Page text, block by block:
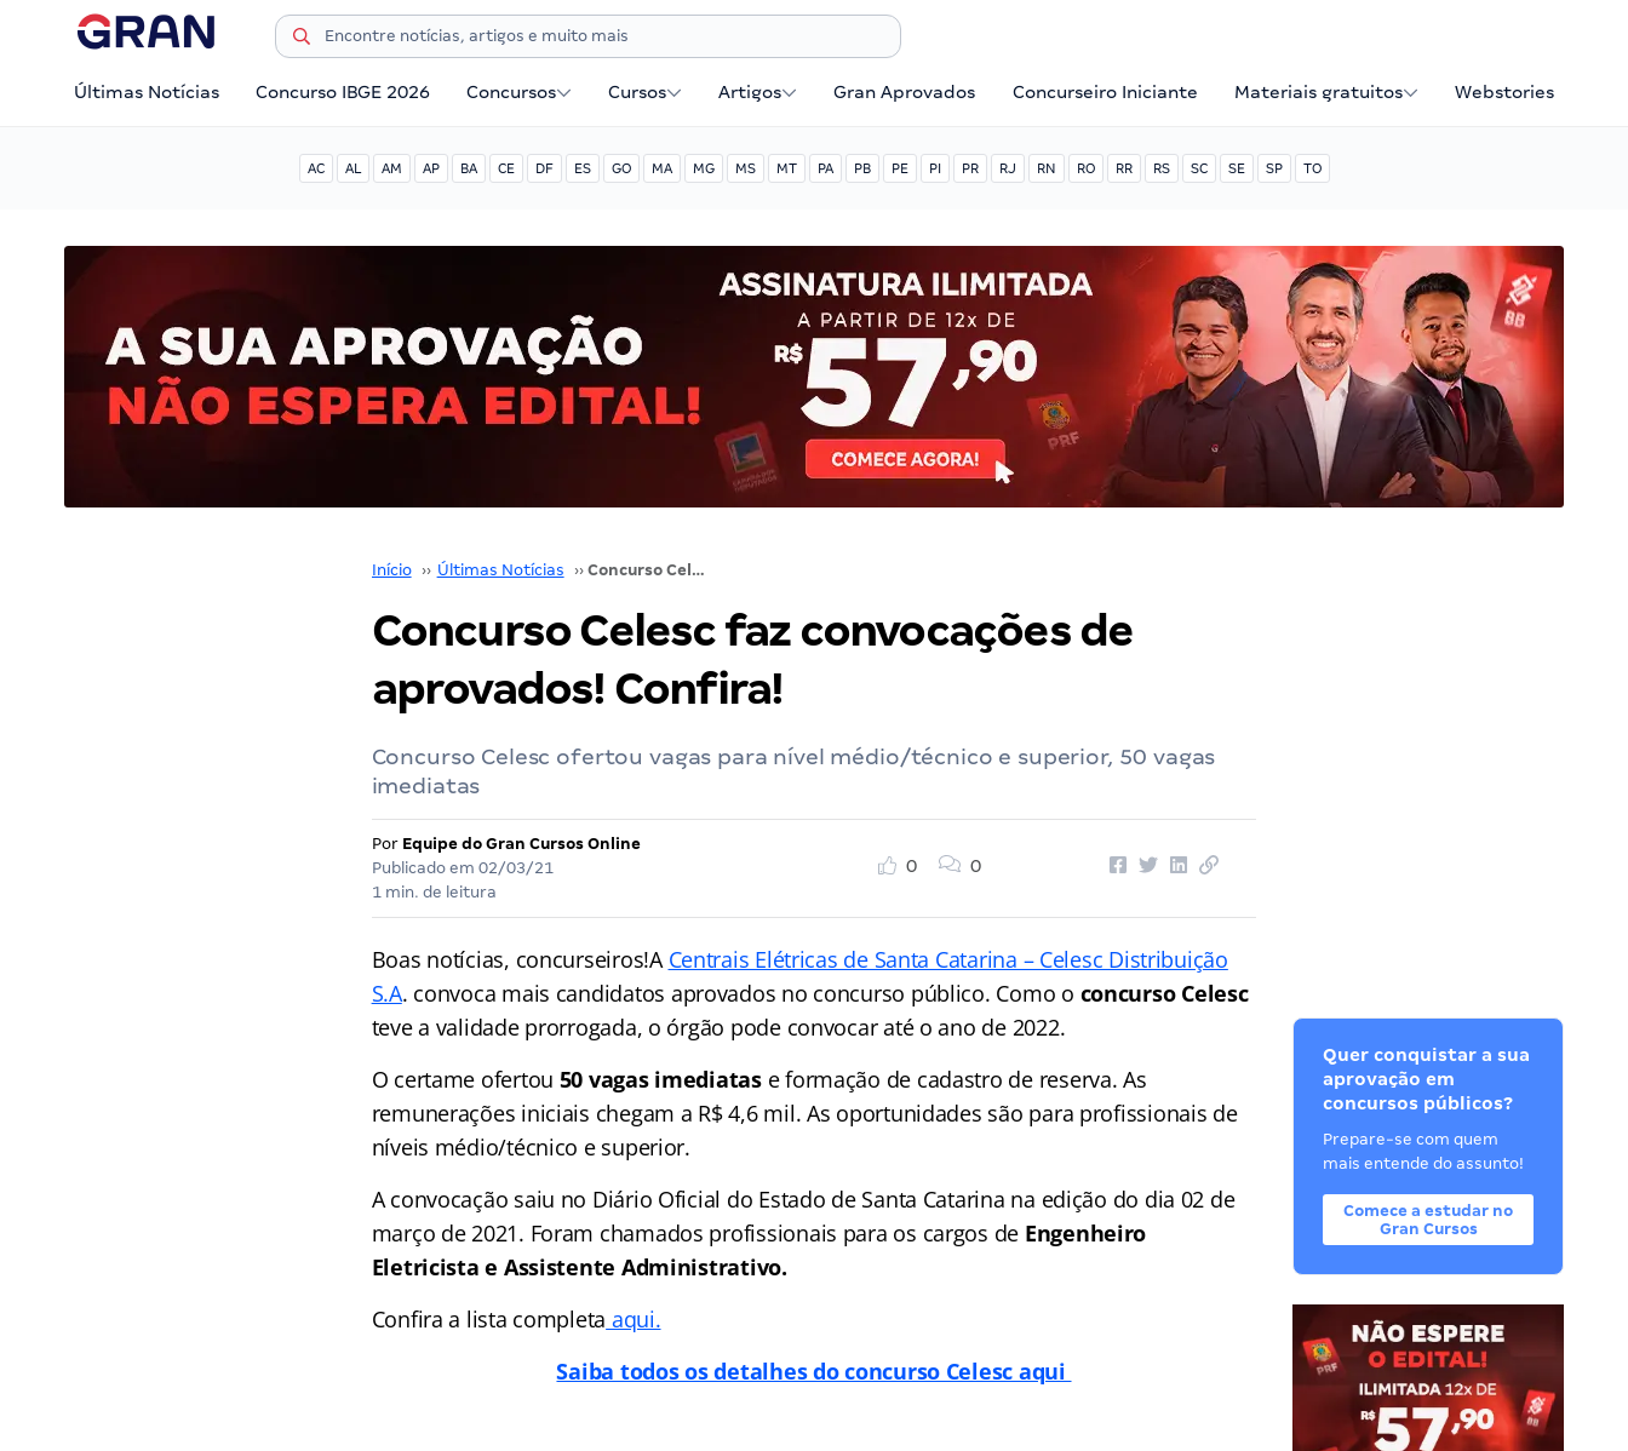
Últimas Notícias Concurso IBGE 2026 Concursos Cursos Artigos Gran Aprovados Concurseiro Iniciante Materiais gratuitos Webstories
AC AL AM AP BA CE DF ES GO MA MG MS MT PA PB PE PI PR RJ RN RO RR RS SC SE SP TO
Início ›› Últimas Notícias ›› Concurso Celesc faz convocações de aprovados! Confira!
Concurso Celesc faz convocações de
aprovados! Confira!
Concurso Celesc ofertou vagas para nível médio/técnico e superior, 50 vagas
imediatas
Por Equipe do Gran Cursos Online
Publicado em 02/03/21
1 min. de leitura
0 0
Boas notícias, concurseiros!A Centrais Elétricas de Santa Catarina – Celesc Distribuição
S.A. convoca mais candidatos aprovados no concurso público. Como o concurso Celesc
teve a validade prorrogada, o órgão pode convocar até o ano de 2022.
O certame ofertou 50 vagas imediatase formação de cadastro de reserva. As
remunerações iniciais chegam a R$ 4,6 mil. As oportunidades são para profissionais de
níveis médio/técnico e superior.
A convocação saiu no Diário Oficial do Estado de Santa Catarina na edição do dia 02 de
março de 2021. Foram chamados profissionais para os cargos de Engenheiro
Eletricista e Assistente Administrativo.
Confira a lista completa aqui.
Saiba todos os detalhes do concurso Celesc aqui
Quer conquistar a sua
aprovação em
concursos públicos?
Prepare-se com quem
mais entende do assunto!
Comece a estudar no
Gran Cursos